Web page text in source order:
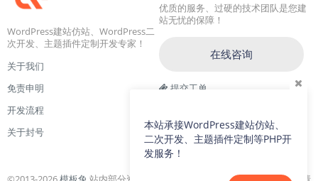
WordPress建站仿站、WordPress二
次开发、主题插件定制开发专家！
关于我们
免责申明
开发流程
关于封号
优质的服务、过硬的技术团队是您建
站无忧的保障！
在线咨询
提交工单
交流二群：64786792
本站承接WordPress建站仿站、
二次开发、主题插件定制等PHP开
发服务！